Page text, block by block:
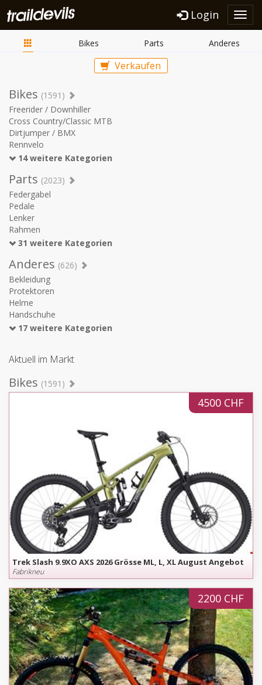
Login
Bikes Parts Anderes
Verkaufen
Bikes (1591)
Freerider / Downhiller
Cross Country/Classic MTB
Dirtjumper / BMX
Rennvelo
14 weitere Kategorien
Parts (2023)
Federgabel
Pedale
Lenker
Rahmen
31 weitere Kategorien
Anderes (626)
Bekleidung
Protektoren
Helme
Handschuhe
17 weitere Kategorien
Aktuell im Markt
Bikes (1591)
4500 CHF
Trek Slash 9.9XO AXS 2026 Grösse ML, L, XL August Angebot
Fabrikneu
2200 CHF